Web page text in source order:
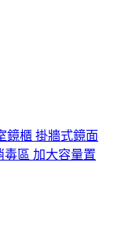
鏡櫃 掛牆式鏡面
毒區 加大容量置